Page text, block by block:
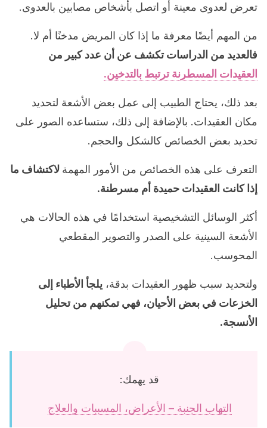
تعرض لعدوى معينة أو اتصل بأشخاص مصابين بالعدوى.
من المهم أيضًا معرفة ما إذا كان المريض مدخنًا أم لا.
فالعديد من الدراسات تكشف عن أن عدد كبير من
العقيدات المسطرنة ترتبط بالتدخين.
بعد ذلك، يحتاج الطبيب إلى عمل بعض الأشعة لتحديد
مكان العقيدات. بالإضافة إلى ذلك، ستساعده الصور على
تحديد بعض الخصائص كالشكل والحجم.
التعرف على هذه الخصائص من الأمور المهمة لاكتشاف ما
إذا كانت العقيدات حميدة أم مسرطنة.
أكثر الوسائل التشخيصية استخدامًا في هذه الحالات هي
الأشعة السينية على الصدر والتصوير المقطعي
المحوسب.
ولتحديد سبب ظهور العقيدات بدقة، يلجأ الأطباء إلى
الخزعات في بعض الأحيان، فهي تمكنهم من تحليل
الأنسجة.
قد يهمك:
التهاب الجنبة – الأعراض، المسببات والعلاج